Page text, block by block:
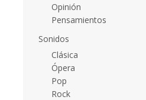
Opinión
Pensamientos
Sonidos
Clásica
Ópera
Pop
Rock